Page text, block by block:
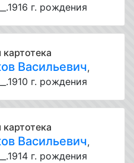
г. рождения
картотека
Васильевич,
г. рождения
картотека
Васильевич,
г. рождения